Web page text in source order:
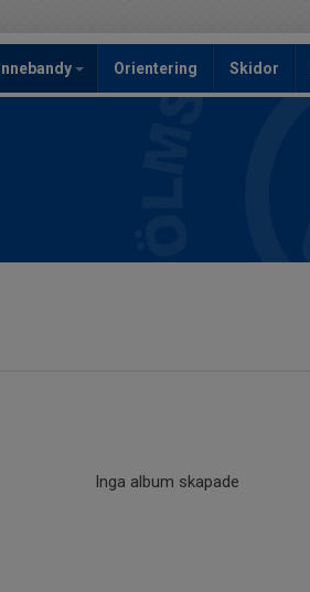
Innebandy Orientering Skidor
Inga album skapade